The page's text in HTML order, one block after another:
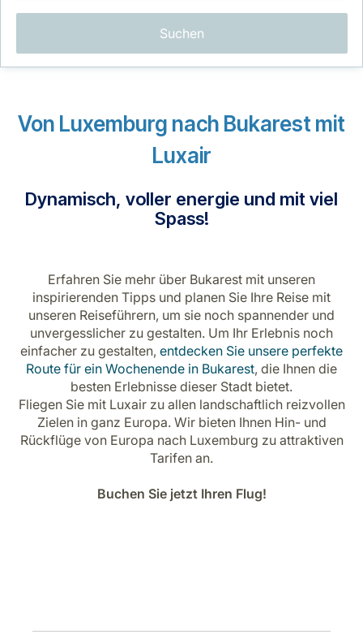
Karriere bei LuxairGroup
Suchen
Von Luxemburg nach Bukarest mit
Luxair
Dynamisch, voller energie und mit viel
Spass!
Erfahren Sie mehr über Bukarest mit unseren
inspirierenden Tipps und planen Sie Ihre Reise mit
unseren Reiseführern, um sie noch spannender und
unvergesslicher zu gestalten. Um Ihr Erlebnis noch
einfacher zu gestalten, entdecken Sie unsere perfekte
Route für ein Wochenende in Bukarest, die Ihnen die
besten Erlebnisse dieser Stadt bietet.
Fliegen Sie mit Luxair zu allen landschaftlich reizvollen
Zielen in ganz Europa. Wir bieten Ihnen Hin- und
Rückflüge von Europa nach Luxemburg zu attraktiven
Tarifen an.
Buchen Sie jetzt Ihren Flug!